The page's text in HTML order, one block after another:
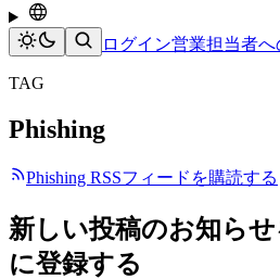
ログイン営業担当者
TAG
Phishing
Phishing RSSフィードを購読する
新しい投稿のお知ら
に登録する